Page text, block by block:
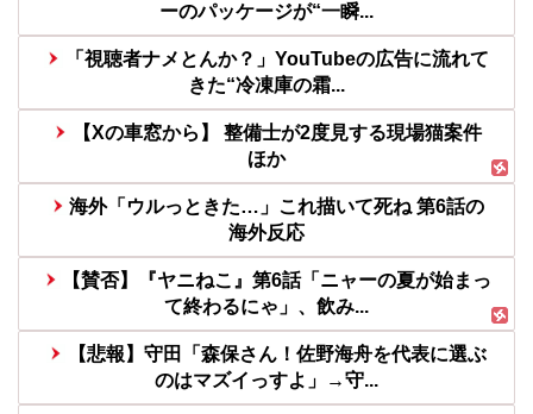
ーのパッケージが“一瞬...
「視聴者ナメとんか？」YouTubeの広告に流れて
きた“冷凍庫の霜...
【Xの車窓から】 整備士が2度見する現場猫案件
ほか
海外「ウルっときた…」これ描いて死ね 第6話の
海外反応
【賛否】『ヤニねこ』第6話「ニャーの夏が始まっ
て終わるにゃ」、飲み...
【悲報】守田「森保さん！佐野海舟を代表に選ぶ
のはマズイっすよ」→守...